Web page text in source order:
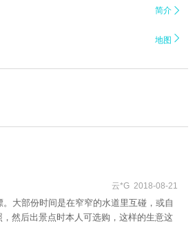
简介 
地图 
云*G 2018-08-21
大部份时间是在窄窄的水道里互碰，或自
然后出景点时本人可选购，这样的生意这